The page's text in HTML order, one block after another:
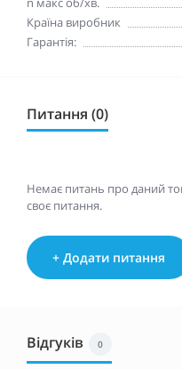
Країна виробник
Гарантія:
Питання (0)
Немає питань про даний
своє питання.
+ Додати питання
Відгуків 0